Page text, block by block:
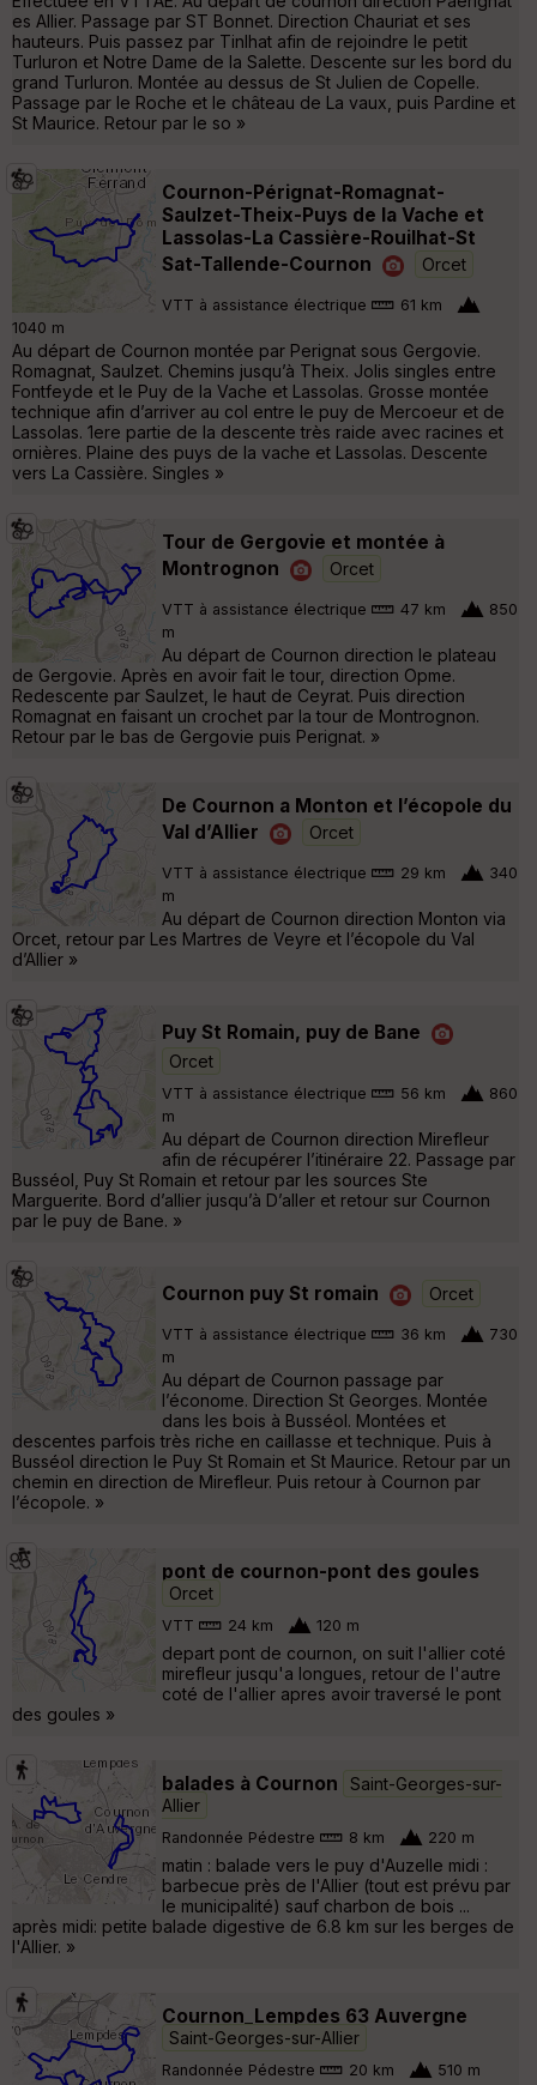
es Allier. Passage par ST Bonnet. Direction Chauriat et ses
hauteurs. Puis passez par Tinlhat afin de rejoindre le petit
Turluron et Notre Dame de la Salette. Descente sur les bord du
grand Turluron. Montée au dessus de St Julien de Copelle.
Passage par le Roche et le château de La vaux, puis Pardine et
St Maurice. Retour par le so »
Cournon-Pérignat-Romagnat-
Saulzet-Theix-Puys de la Vache et
Lassolas-La Cassière-Rouilhat-St
Sat-Tallende-Cournon
Orcet
VTT à assistance électrique
61 km
1040 m
Au départ de Cournon montée par Perignat sous Gergovie.
Romagnat, Saulzet. Chemins jusqu’à Theix. Jolis singles entre
Fontfeyde et le Puy de la Vache et Lassolas. Grosse montée
technique afin d’arriver au col entre le puy de Mercoeur et de
Lassolas. 1ere partie de la descente très raide avec racines et
ornières. Plaine des puys de la vache et Lassolas. Descente
vers La Cassière. Singles »
Tour de Gergovie et montée à
Montrognon
Orcet
VTT à assistance électrique 47 km
850
m
Au départ de Cournon direction le plateau
de Gergovie. Après en avoir fait le tour, direction Opme.
Redescente par Saulzet, le haut de Ceyrat. Puis direction
Romagnat en faisant un crochet par la tour de Montrognon.
Retour par le bas de Gergovie puis Perignat. »
De Cournon a Monton et l’écopole du
Val d’Allier
Orcet
VTT à assistance électrique 29 km
340
m
Au départ de Cournon direction Monton via
Orcet, retour par Les Martres de Veyre et l’écopole du Val
d’Allier »
Puy St Romain, puy de Bane
Orcet
VTT à assistance électrique 56 km
860
m
Au départ de Cournon direction Mirefleur
afin de récupérer l’itinéraire 22. Passage par
Busséol, Puy St Romain et retour par les sources Ste
Marguerite. Bord d’allier jusqu’à D’aller et retour sur Cournon
par le puy de Bane. »
Cournon puy St romain Orcet
VTT à assistance électrique 36 km
730
m
Au départ de Cournon passage par
l’économe. Direction St Georges. Montée
dans les bois à Busséol. Montées et
descentes parfois très riche en caillasse et technique. Puis à
Busséol direction le Puy St Romain et St Maurice. Retour par un
chemin en direction de Mirefleur. Puis retour à Cournon par
l’écopole. »
pont de cournon-pont des goules
Orcet
VTT 24 km 120 m
depart pont de cournon, on suit l'allier coté
mirefleur jusqu'a longues, retour de l'autre
coté de l'allier apres avoir traversé le pont
des goules »
balades à Cournon
Saint-Georges-sur-
Allier
Randonnée Pédestre 8 km 220 m
matin : balade vers le puy d'Auzelle midi :
barbecue près de l'Allier (tout est prévu par
le municipalité) sauf charbon de bois ...
après midi: petite balade digestive de 6.8 km sur les berges de
l'Allier. »
Cournon_Lempdes 63 Auvergne
Saint-Georges-sur-Allier
Randonnée Pédestre 20 km 510 m